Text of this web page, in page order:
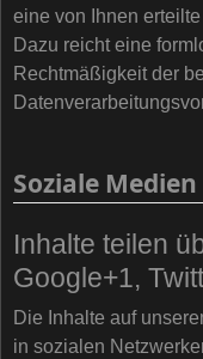
eine von Ihnen
Dazu reicht eine
Rechtmäßigkeit der
Soziale Medien
Inhalte teilen
Google+1,
Die Inhalte auf
in sozialen